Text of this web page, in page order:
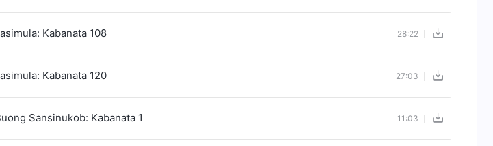
Kabanata 108 28:22
Kabanata 120 27:03
Sansinukob: Kabanata 1 11:03